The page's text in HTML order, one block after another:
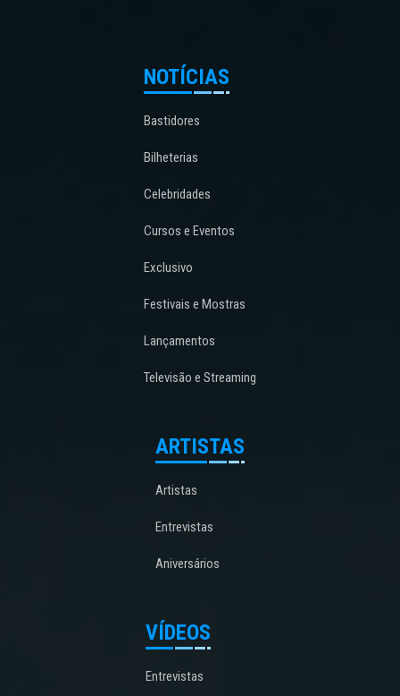
NOTÍCIAS
Bastidores
Bilheterias
Celebridades
Cursos e Eventos
Exclusivo
Festivais e Mostras
Lançamentos
Televisão e Streaming
ARTISTAS
Artistas
Entrevistas
Aniversários
VÍDEOS
Entrevistas